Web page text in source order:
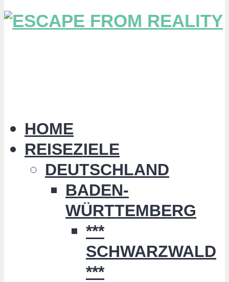
HOME
REISEZIELE
DEUTSCHLAND
BADEN-
WÜRTTEMBERG
***
SCHWARZWALD
***